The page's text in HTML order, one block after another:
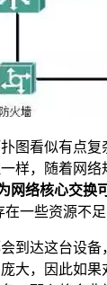
看似有点复
样，随着网络
网络核心交换
一些资源不足
到达这台设
大，因此如